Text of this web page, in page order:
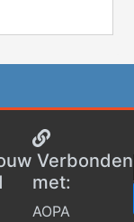
Verbonden
met:
AOPA